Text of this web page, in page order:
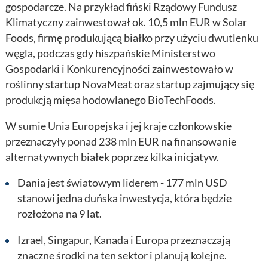
gospodarcze. Na przykład fiński Rządowy Fundusz
Klimatyczny zainwestował ok. 10,5 mln EUR w Solar
Foods, firmę produkującą białko przy użyciu dwutlenku
węgla, podczas gdy hiszpańskie Ministerstwo
Gospodarki i Konkurencyjności zainwestowało w
roślinny startup NovaMeat oraz startup zajmujący się
produkcją mięsa hodowlanego BioTechFoods.
W sumie Unia Europejska i jej kraje członkowskie
przeznaczyły ponad 238 mln EUR na finansowanie
alternatywnych białek poprzez kilka inicjatyw.
Dania jest światowym liderem - 177 mln USD
stanowi jedna duńska inwestycja, która będzie
rozłożona na 9 lat.
Izrael, Singapur, Kanada i Europa przeznaczają
znaczne środki na ten sektor i planują kolejne.